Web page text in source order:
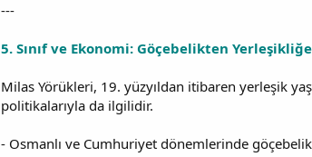
---
5. Sınıf ve Ekonomi: Göçebelikten
Milas Yörükleri, 19. yüzyıldan itibaren yerleşik
politikalarıyla da ilgilidir.
- Osmanlı ve Cumhuriyet dönemlerinde